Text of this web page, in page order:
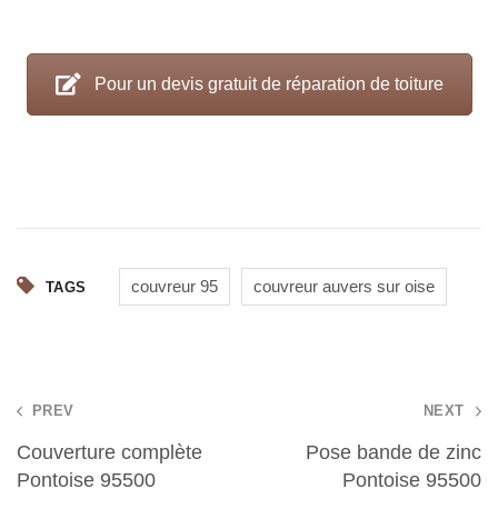
Pour un devis gratuit de réparation de toiture
TAGS couvreur 95 couvreur auvers sur oise
Post
navigation
PREV
Couverture complète
Pontoise 95500
NEXT
Pose bande de zinc
Pontoise 95500